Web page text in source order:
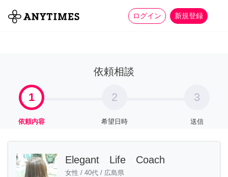
ログイン 新規登録
全て 家事 more_horiz
依頼相談
1
依頼内容
2
希望日時
3
送信
Elegant Life Coach
女性 / 40代 / 広島県